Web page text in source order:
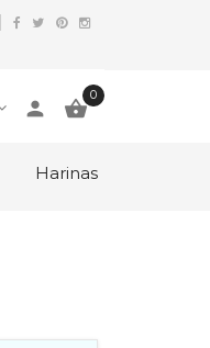
person 
0
Harinas